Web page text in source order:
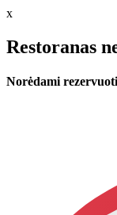
x
Restoranas
Norėdami